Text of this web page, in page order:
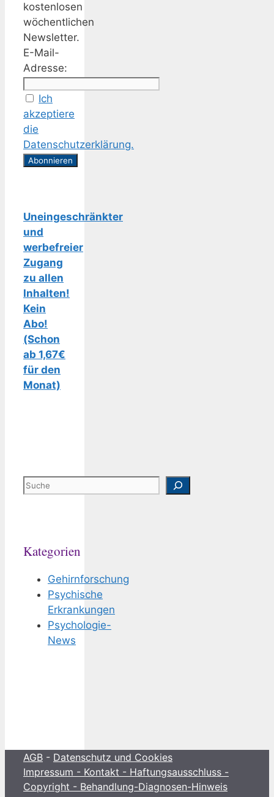
kostenlosen
wöchentlichen
Newsletter.
E-Mail-
Adresse:
Ich
akzeptiere
die
Datenschutzerklärung.
Uneingeschränkter
und
werbefreier
Zugang
zu allen
Inhalten!
Kein
Abo!
(Schon
ab 1,67€
für den
Monat)
Suchen
Kategorien
Gehirnforschung
Psychische
Erkrankungen
Psychologie-
News
AGB - Datenschutz und Cookies
Impressum - Kontakt - Haftungsausschluss -
Copyright - Behandlung-Diagnosen-Hinweis